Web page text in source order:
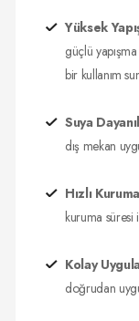
Yüksek
güçlü
bir kullanım
Suya
dış mekan
Hızlı
kuruma süresi
Kolay
doğrudan